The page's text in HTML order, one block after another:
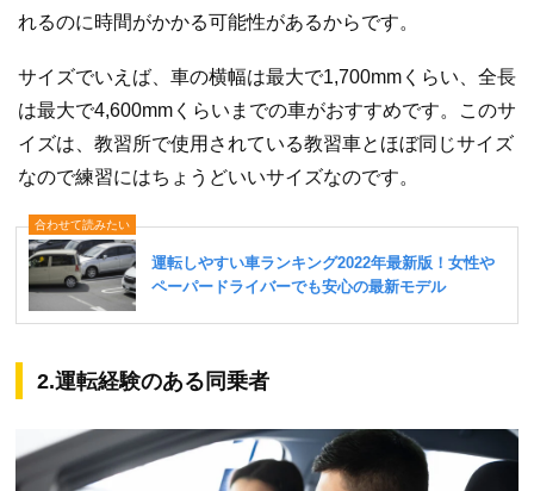
れるのに時間がかかる可能性があるからです。
サイズでいえば、車の横幅は最大で1,700mmくらい、全長
は最大で4,600mmくらいまでの車がおすすめです。このサ
イズは、教習所で使用されている教習車とほぼ同じサイズ
なので練習にはちょうどいいサイズなのです。
2.運転経験のある同乗者